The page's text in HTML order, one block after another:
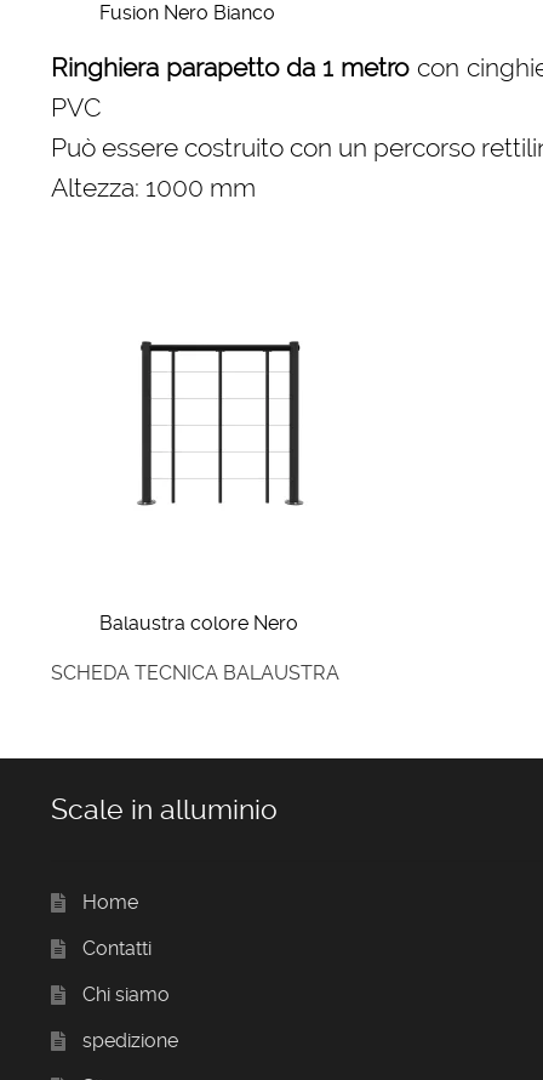
Fusion Nero Bianco
Ringhiera parapetto da 1 metrocon
PVC
Può essere costruito con un percorso
Altezza: 1000 mm
Balaustra colore Nero
SCHEDA TECNICA BALAUSTRA
Scale in alluminio
Home
Contatti
Chi siamo
spedizione